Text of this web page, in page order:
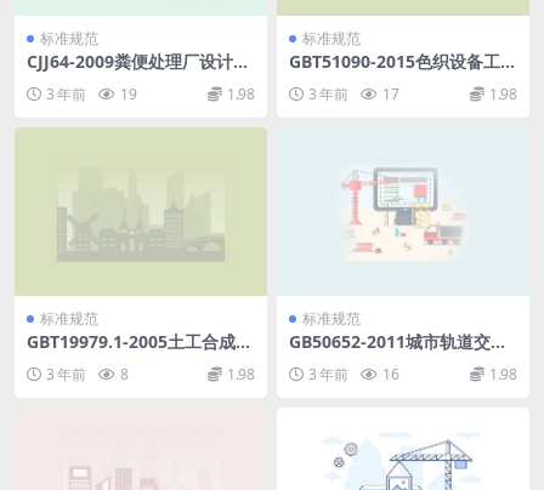
标准规范
CJJ64-2009粪便处理厂设计规
3 年前 19 1.98
标准规范
GBT51090-2015色织设备工程
3 年前 17 1.98
标准规范
GBT19979.1-2005土工合成材
料防渗性能第1部分：耐静水
压的测定.pdf
3 年前 8 1.98
标准规范
GB50652-2011城市轨道交通
地下工程建设风险管理规范.p
df 3 年前 16 1.98